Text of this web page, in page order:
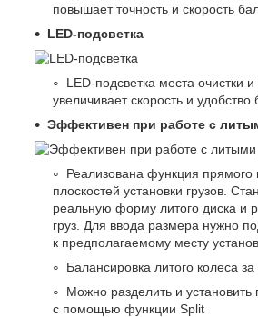
повышает точность и скорость
LED-подсветка
LED-подсветка места очистки и
увеличивает скорость и удобство
Эффективен при работе с
Реализована функция прямого
плоскостей установки грузов.
реальную форму литого диска и
груз. Для ввода размера нужно
к предполагаемому месту
Балансировка литого колеса за
Можно разделить и установить
с помощью функции Split